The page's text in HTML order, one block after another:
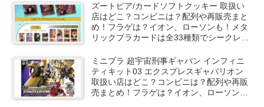
ズートピア/カードソフトクッキー 取扱い
店はどこ？コンビニは？配列や再販売まと
め！フラゲは？イオン、ローソンも！メタ
リックプラカードは全33種類でシークレッ
ミニプラ 超宇宙刑事ギャバン インフィニ
ティキット03 エクスプレスギャバリオン
取扱い店はどこ？コンビニは？配列や再販
売まとめ！フラゲは？イオン、ローソン